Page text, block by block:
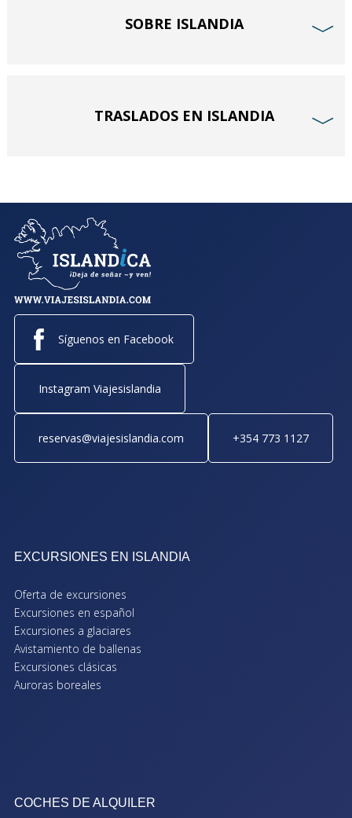
SOBRE ISLANDIA ﹀
TRASLADOS EN ISLANDIA ﹀
Síguenos en Facebook
Instagram Viajesislandia
reservas@viajesislandia.com +354 773 1127
EXCURSIONES EN ISLANDIA
Oferta de excursiones
Excursiones en español
Excursiones a glaciares
Avistamiento de ballenas
Excursiones clásicas
Auroras boreales
COCHES DE ALQUILER